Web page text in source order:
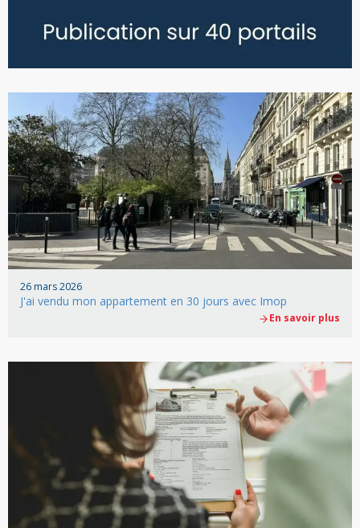
26 mars 2026
J'ai vendu mon appartement en 30 jours avec Imop
En savoir plus